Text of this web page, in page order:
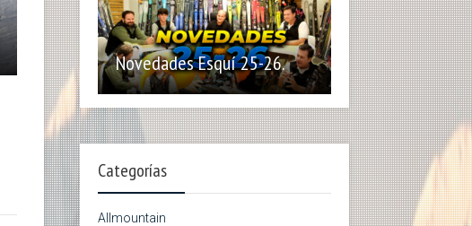
Novedades Esquí 25-26.
Categorías
Allmountain